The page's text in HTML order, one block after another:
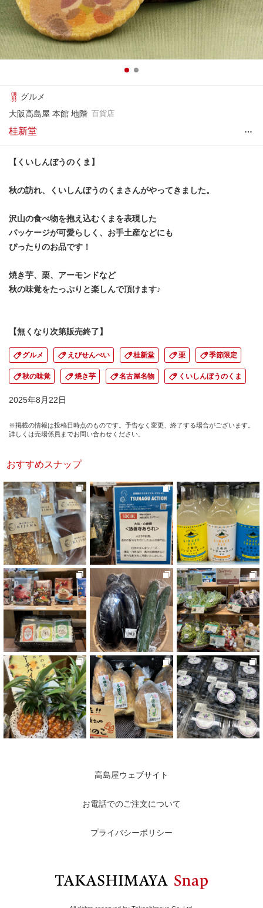
グルメ
大阪高島屋 本館 地階 百貨店
桂新堂 …
【くいしんぼうのくま】
秋の訪れ、くいしんぼうのくまさんがやってきました。
沢山の食べ物を抱え込むくまを表現した
パッケージが可愛らしく、お手土産などにも
ぴったりのお品です！
焼き芋、栗、アーモンドなど
秋の味覚をたっぷりと楽しんで頂けます♪
【無くなり次第販売終了】
グルメ えびせんべい 桂新堂 栗 季節限定
秋の味覚 焼き芋 名古屋名物 くいしんぼうのくま
2025年8月22日
※掲載の情報は投稿日時点のものです。予告なく変更、終了する場合がございます。
詳しくは売場係員までお問い合わせください。
おすすめスナップ
高島屋ウェブサイト
お電話でのご注文について
プライバシーポリシー